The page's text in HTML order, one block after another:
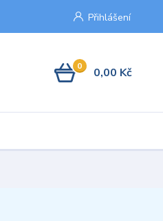
Přihlášení
0 0,00 Kč